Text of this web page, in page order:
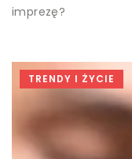
imprezę?
TRENDY I ŻYCIE